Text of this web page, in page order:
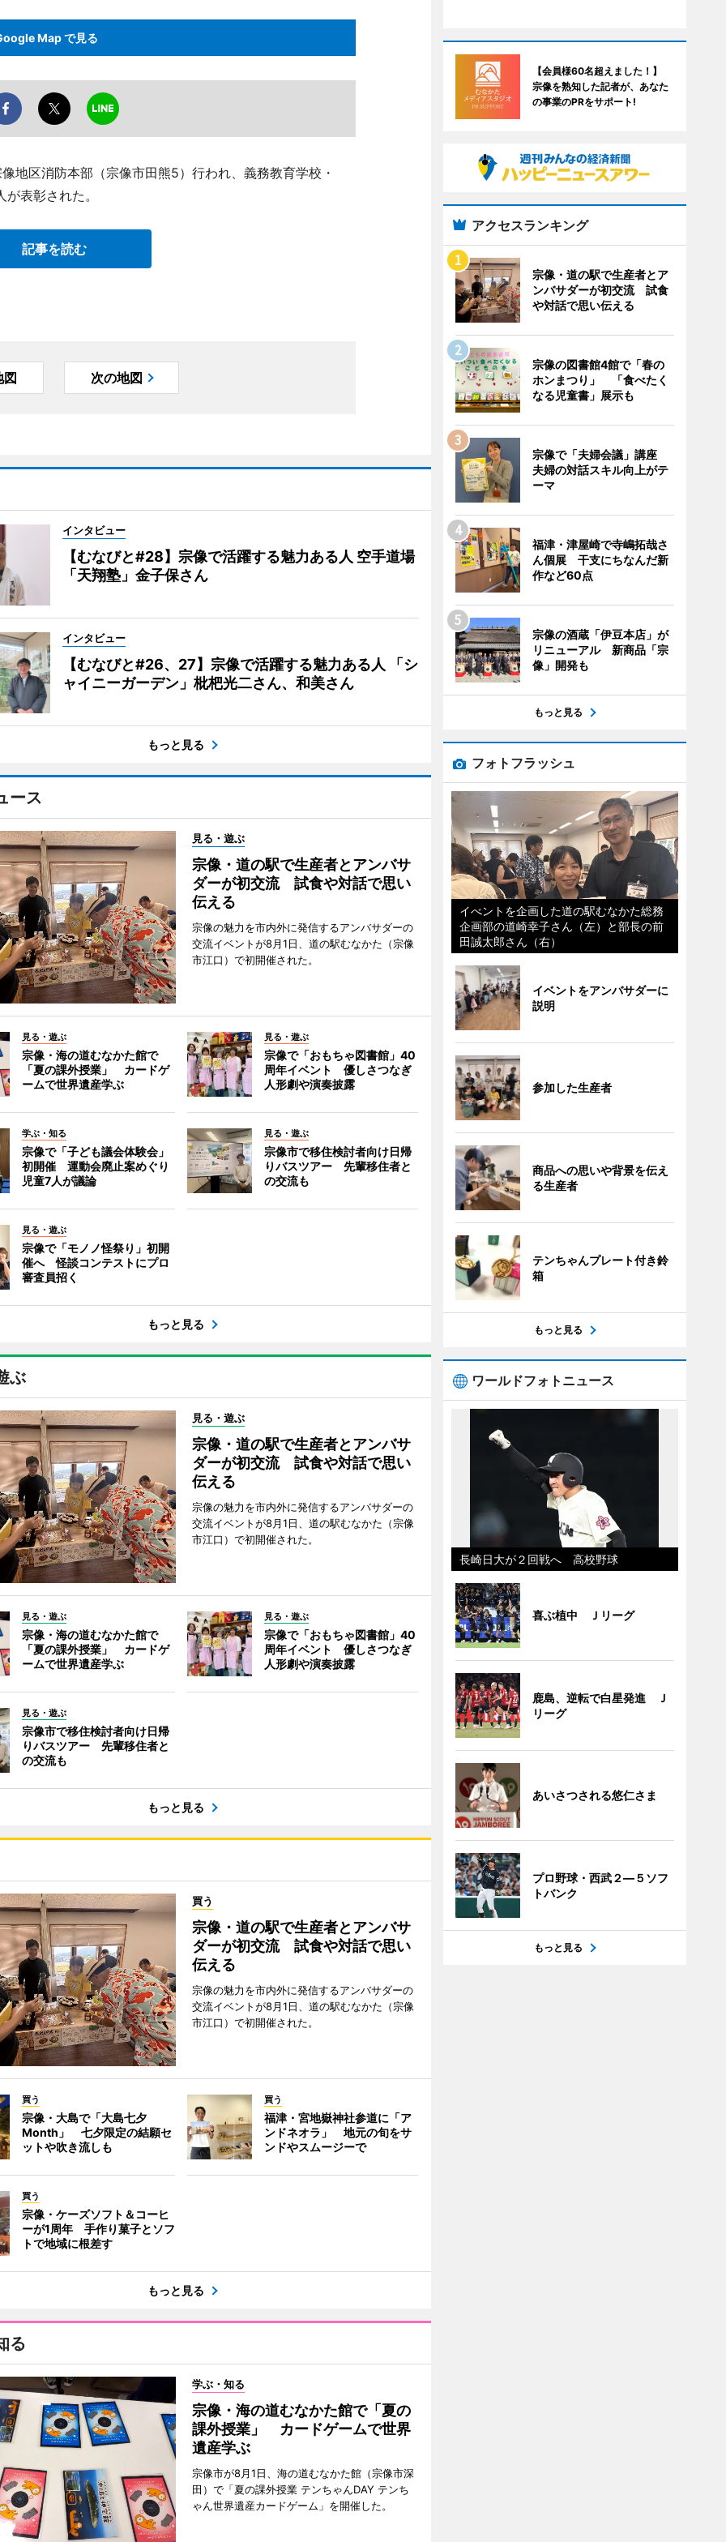
Map で見る
地区消防本部（宗像市田熊5）行われ、義務教育学校・
表彰された。
記事を読む
図 次の地図
インタビュー
【むなびと#28】宗像で活躍する魅力ある人 空手道場
「天翔塾」金子保さん
インタビュー
【むなびと#26、27】宗像で活躍する魅力ある人 「シ
ャイニーガーデン」枇杷光二さん、和美さん
もっと見る
ース
見る・遊ぶ
宗像・道の駅で生産者とアンバサ
ダーが初交流 試食や対話で思い
伝える
宗像の魅力を市内外に発信するアンバサダーの
交流イベントが8月1日、道の駅むなかた（宗像
市江口）で初開催された。
見る・遊ぶ
宗像・海の道むなかた館で
「夏の課外授業」 カードゲ
ームで世界遺産学ぶ
見る・遊ぶ
宗像で「おもちゃ図書館」40
周年イベント 優しさつなぎ
人形劇や演奏披露
学ぶ・知る
宗像で「子ども議会体験会」
初開催 運動会廃止案めぐり
児童7人が議論
見る・遊ぶ
宗像市で移住検討者向け日帰
りバスツアー 先輩移住者と
の交流も
見る・遊ぶ
宗像で「モノノ怪祭り」初開
催へ 怪談コンテストにプロ
審査員招く
もっと見る
ぶ
見る・遊ぶ
宗像・道の駅で生産者とアンバサ
ダーが初交流 試食や対話で思い
伝える
宗像の魅力を市内外に発信するアンバサダーの
交流イベントが8月1日、道の駅むなかた（宗像
市江口）で初開催された。
見る・遊ぶ
宗像・海の道むなかた館で
「夏の課外授業」 カードゲ
ームで世界遺産学ぶ
見る・遊ぶ
宗像で「おもちゃ図書館」40
周年イベント 優しさつなぎ
人形劇や演奏披露
見る・遊ぶ
宗像市で移住検討者向け日帰
りバスツアー 先輩移住者と
の交流も
もっと見る
買う
宗像・道の駅で生産者とアンバサ
ダーが初交流 試食や対話で思い
伝える
宗像の魅力を市内外に発信するアンバサダーの
交流イベントが8月1日、道の駅むなかた（宗像
市江口）で初開催された。
買う
宗像・大島で「大島七夕
Month」 七夕限定の結願セ
ットや吹き流しも
買う
福津・宮地嶽神社参道に「ア
ンドネオラ」 地元の旬をサ
ンドやスムージーで
買う
宗像・ケーズソフト＆コーヒ
ーが1周年 手作り菓子とソフ
トで地域に根差す
もっと見る
る
学ぶ・知る
宗像・海の道むなかた館で「夏の
課外授業」 カードゲームで世界
遺産学ぶ
宗像市が8月1日、海の道むなかた館（宗像市深
田）で「夏の課外授業 テンちゃんDAY テンち
ゃん世界遺産カードゲーム」を開催した。
【会員様60名超えました！】
宗像を熟知した記者が、あなた
の事業のPRをサポート!
アクセスランキング
宗像・道の駅で生産者とア
ンバサダーが初交流 試食
や対話で思い伝える
宗像の図書館4館で「春の
ホンまつり」 「食べたく
なる児童書」展示も
宗像で「夫婦会議」講座
夫婦の対話スキル向上がテ
ーマ
福津・津屋崎で寺嶋拓哉さ
ん個展 干支にちなんだ新
作など60点
宗像の酒蔵「伊豆本店」が
リニューアル 新商品「宗
像」開発も
もっと見る
フォトフラッシュ
イべントを企画した道の駅むなかた総務
企画部の道崎幸子さん（左）と部長の前
田誠太郎さん（右）
イベントをアンバサダーに
説明
参加した生産者
商品への思いや背景を伝え
る生産者
テンちゃんプレート付き鈴
箱
もっと見る
ワールドフォトニュース
長崎日大が２回戦へ 高校野球
喜ぶ植中 Ｊリーグ
鹿島、逆転で白星発進 Ｊ
リーグ
あいさつされる悠仁さま
プロ野球・西武２―５ソフ
トバンク
もっと見る